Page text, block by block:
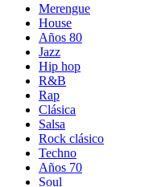
Merengue
House
Años 80
Jazz
Hip hop
R&B
Rap
Clásica
Salsa
Rock clásico
Techno
Años 70
Soul